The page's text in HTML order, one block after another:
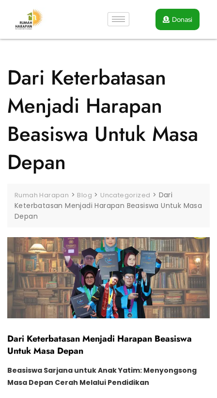
Donasi
Dari Keterbatasan
Menjadi Harapan
Beasiswa Untuk Masa
Depan
Rumah Harapan > Blog > Uncategorized > Dari
Keterbatasan Menjadi Harapan Beasiswa Untuk Masa
Depan
Dari Keterbatasan Menjadi Harapan Beasiswa
Untuk Masa Depan
Beasiswa Sarjana untuk Anak Yatim: Menyongsong
Masa Depan Cerah Melalui Pendidikan